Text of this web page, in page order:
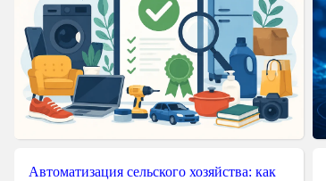
Автоматизация сельского хозяйства: как